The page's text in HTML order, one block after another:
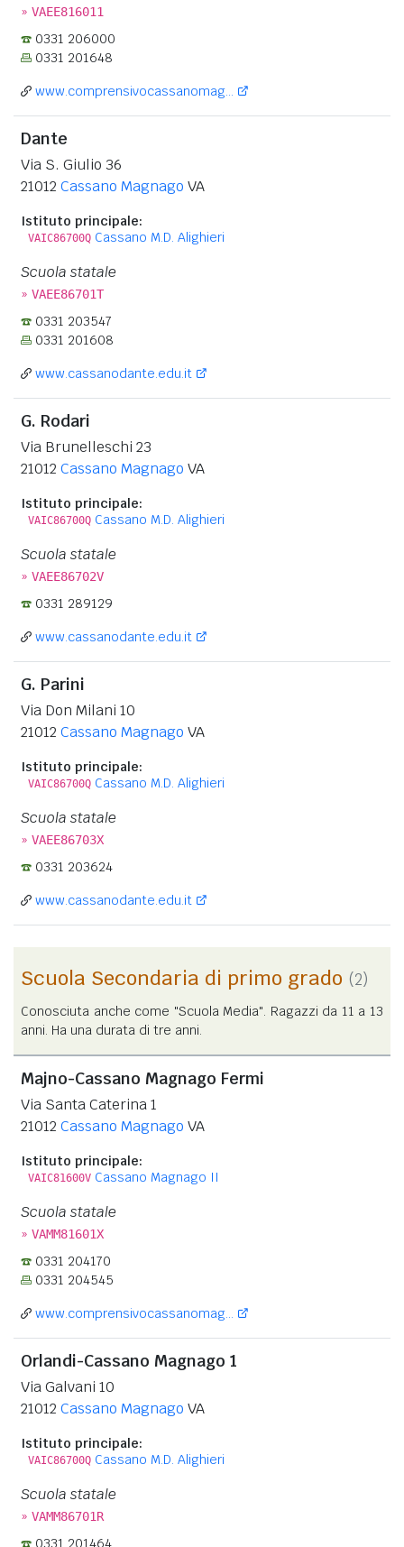
» VAEE816011
0331 206000
0331 201648
www.comprensivocassanomag...
Dante
Via S. Giulio 36
21012 Cassano Magnago VA
Istituto principale:
VAIC86700Q Cassano M.D. Alighieri
Scuola statale
» VAEE86701T
0331 203547
0331 201608
www.cassanodante.edu.it
G. Rodari
Via Brunelleschi 23
21012 Cassano Magnago VA
Istituto principale:
VAIC86700Q Cassano M.D. Alighieri
Scuola statale
» VAEE86702V
0331 289129
www.cassanodante.edu.it
G. Parini
Via Don Milani 10
21012 Cassano Magnago VA
Istituto principale:
VAIC86700Q Cassano M.D. Alighieri
Scuola statale
» VAEE86703X
0331 203624
www.cassanodante.edu.it
Scuola Secondaria di primo grado (2)
Conosciuta anche come "Scuola Media". Ragazzi da 11 a 13
anni. Ha una durata di tre anni.
Majno-Cassano Magnago Fermi
Via Santa Caterina 1
21012 Cassano Magnago VA
Istituto principale:
VAIC81600V Cassano Magnago II
Scuola statale
» VAMM81601X
0331 204170
0331 204545
www.comprensivocassanomag...
Orlandi-Cassano Magnago 1
Via Galvani 10
21012 Cassano Magnago VA
Istituto principale:
VAIC86700Q Cassano M.D. Alighieri
Scuola statale
» VAMM86701R
0331 201464